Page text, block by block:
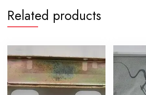
Related products